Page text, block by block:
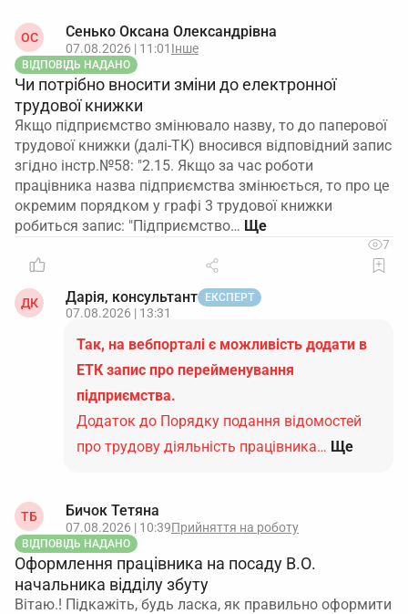
ОС Сенько Оксана Олександрівна
07.08.2026 | 11:01 Інше
ВІДПОВІДЬ НАДАНО
Чи потрібно вносити зміни до електронної
трудової книжки
Якщо підприємство змінювало назву, то до паперової
трудової книжки (далі-ТК) вносився відповідний запис
згідно інстр.№58: "2.15. Якщо за час роботи
працівника назва підприємства змінюється, то про це
окремим порядком у графі 3 трудової книжки
робиться запис: "Підприємство…
7
ДК Дарія, консультант ЕКСПЕРТ
07.08.2026 | 13:31
Так, на вебпорталі є можливість додати в
ЕТК запис про перейменування
підприємства.
Додаток до Порядку подання відомостей
про трудову діяльність працівника… Ще
ТБ Бичок Тетяна
07.08.2026 | 10:39Прийняття на роботу
ВІДПОВІДЬ НАДАНО
Оформлення працівника на посаду В.О.
начальника відділу збуту
Вітаю.! Підкажіть, будь ласка, як правильно оформити